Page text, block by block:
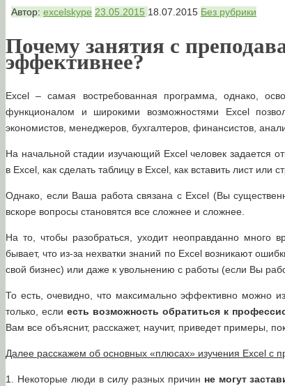
Автор: excelskype 23.05.2015 18.07.2015 Без рубрики
Почему занятия с
эффективнее?
Excel – самая востребованная программа, однако,
функционалом и широкими возможностями Excel
экономистов, менеджеров, бухгалтеров, финансистов,
На начальной стадии изучающий Excel человек задается
в Excel, как сделать таблицу в Excel, как вставить лист или
Однако, если Ваша работа связана с Excel (Вы
вскоре вопросы становятся все сложнее и сложнее.
На то, чтобы разобраться, уходит неоправданно много
бывает, что из-за нехватки знаний по Excel возникают
свой бизнес) или даже к увольнению с работы (если Вы
То есть, очевидно, что максимально эффективно можно
только, если есть возможность обратиться к
Вам все объяснит, расскажет, научит, приведет примеры,
Далее расскажем об основных «плюсах» изучения Excel с
1. Некоторые люди в силу разных причин не могут